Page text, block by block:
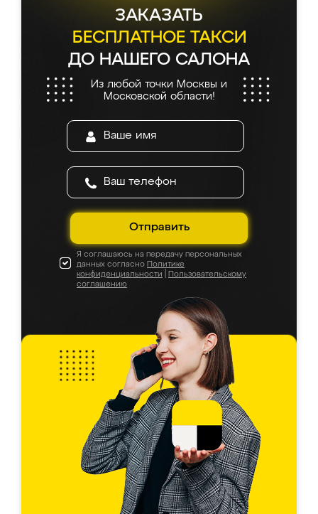
ЗАКАЗАТЬ
БЕСПЛАТНОЕ ТАКСИ
ДО НАШЕГО САЛОНА
Из любой точки Москвы и
Московской области!
Отправить
Я соглашаюсь на передачу персональных
данных согласно Политике
конфиденциальности
Пользовательскому
соглашению